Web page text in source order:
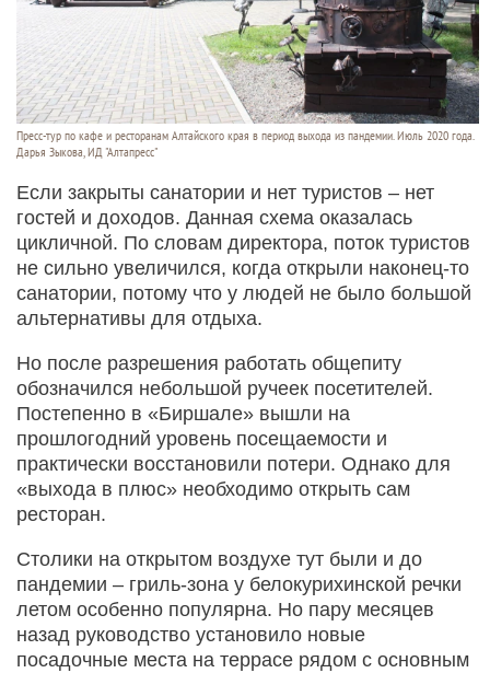
Пресс-тур по кафе и ресторанам Алтайского края в период выхода из пандемии. Июль 2020 года.
Дарья Зыкова, ИД "Алтапресс"
Если закрыты санатории и нет туристов – нет
гостей и доходов. Данная схема оказалась
цикличной. По словам директора, поток туристов
не сильно увеличился, когда открыли наконец-то
санатории, потому что у людей не было большой
альтернативы для отдыха.
Но после разрешения работать общепиту
обозначился небольшой ручеек посетителей.
Постепенно в «Биршале» вышли на
прошлогодний уровень посещаемости и
практически восстановили потери. Однако для
«выхода в плюс» необходимо открыть сам
ресторан.
Столики на открытом воздухе тут были и до
пандемии – гриль-зона у белокурихинской речки
летом особенно популярна. Но пару месяцев
назад руководство установило новые
посадочные места на террасе рядом с основным